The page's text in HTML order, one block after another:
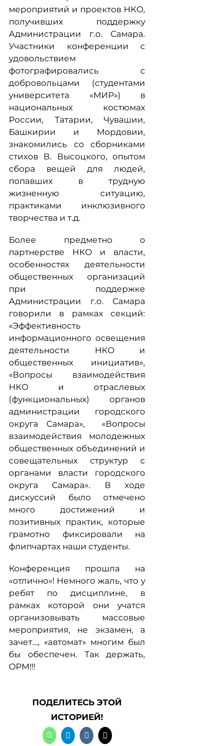
мероприятий и проектов НКО,
получивших поддержку
Администрации г.о. Самара.
Участники конференции с
удовольствием
фотографировались с
добровольцами (студентами
университета «МИР») в
национальных костюмах
России, Татарии, Чувашии,
Башкирии и Мордовии,
знакомились со сборниками
стихов В. Высоцкого, опытом
сбора вещей для людей,
попавших в трудную
жизненную ситуацию,
практиками инклюзивного
творчества и т.д.
Более предметно о
партнерстве НКО и власти,
особенностях деятельности
общественных организаций
при поддержке
Администрации г.о. Самара
говорили в рамках секций:
«Эффективность
информационного освещения
деятельности НКО и
общественных инициатив»,
«Вопросы взаимодействия
НКО и отраслевых
(функциональных) органов
администрации городского
округа Самара», «Вопросы
взаимодействия молодежных
общественных объединений и
совещательных структур с
органами власти городского
округа Самара». В ходе
дискуссий было отмечено
много достижений и
позитивных практик, которые
грамотно фиксировали на
флипчартах наши студенты.
Конференция прошла на
«отлично»! Немного жаль, что у
ребят по дисциплине, в
рамках которой они учатся
организовывать массовые
мероприятия, не экзамен, а
зачет…, «автомат» многим был
бы обеспечен. Так держать,
ОРМ!!!
ПОДЕЛИТЕСЬ ЭТОЙ
ИСТОРИЕЙ!